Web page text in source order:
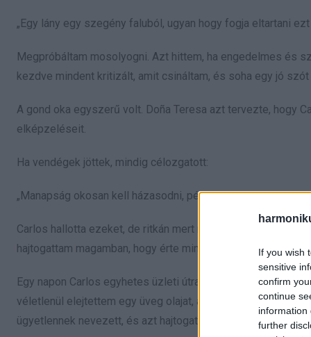
If you wish
sensitive
confirm
continue
information
further
„Egy lány egy szegény faluból, ugyan hogy fogja eltartani
Megpróbáltam mosolyogni. Azt hittem, ha engedelmes és
kezdve mindent kritizált, amit csináltam, és soha egy jó szót
A gond oka egyszerű volt. Doña Teresa azt tervezte, hogy
elképzeléseit.
Ha vendégek jöttek, mindig célozgatott:
„Manapság okosan kell házasodni, pénzes embert kell
Carlos hallotta ezeket, de ritkán mert megvédeni.
hajtogattam magamban, hogy érte mindent ki kell bírnom.
Egy napon Carlos egyhetes üzleti útra ment. Én maradtam
véletlenül elejtettem egy üveg olajat, ami szétfolyt a
ügyetlennek nevezett, és azt hajtogatta, hogy mindent